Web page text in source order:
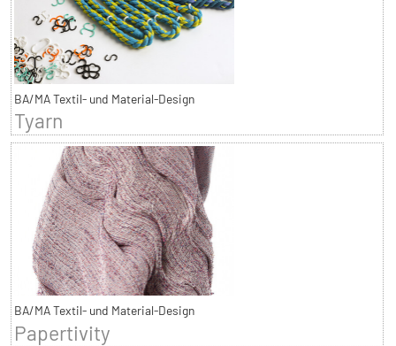
BA/MA Textil- und Material-Design
Tyarn
BA/MA Textil- und Material-Design
Papertivity